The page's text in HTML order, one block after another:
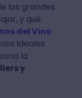
los grandes
y qué
del Vino
ideales
la
y